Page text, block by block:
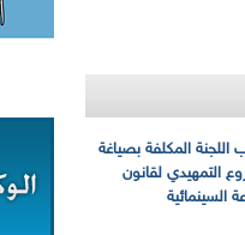
اللجنة المكلفة بصياغة
التمهيدي لقانون
السينمائية